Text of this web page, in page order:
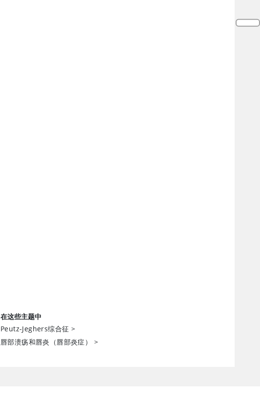
在这些主题中
Peutz-Jeghers综合征 >
唇部溃疡和唇炎（唇部炎症）
>